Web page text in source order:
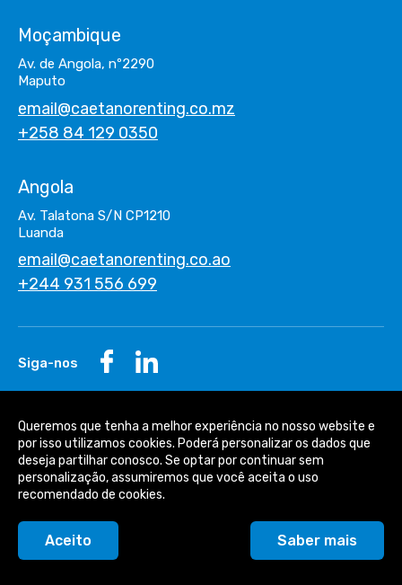
Moçambique
Av. de Angola, nº2290
Maputo
email@caetanorenting.co.mz
+258 84 129 0350
Angola
Av. Talatona S/N CP1210
Luanda
email@caetanorenting.co.ao
+244 931 556 699
Siga-nos
Grupo Salvador Caetano
Política de Cookies
Política de Privacidade
© 2026 Todos os direitos reservados
Queremos que tenha a melhor experiência no nosso website e
por isso utilizamos cookies. Poderá personalizar os dados que
deseja partilhar conosco. Se optar por continuar sem
personalização, assumiremos que você aceita o uso
recomendado de cookies.
Aceito Saber mais